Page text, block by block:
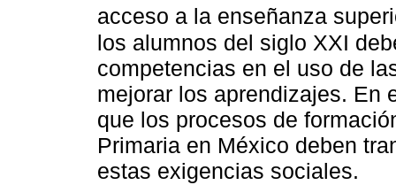
acceso a la enseñanza
los alumnos del siglo XXI
competencias en el uso de
mejorar los aprendizajes. En
que los procesos de
Primaria en México deben
estas exigencias sociales.